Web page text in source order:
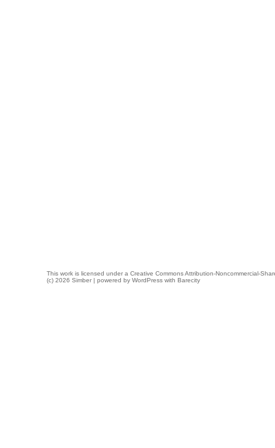
This work is licensed under a Creative Commons Attribution-Noncommercial-
(c) 2026 Simber | powered by WordPress with Barecity